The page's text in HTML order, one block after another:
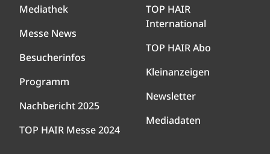
Mediathek
Messe News
Besucherinfos
Programm
Nachbericht 2025
TOP HAIR Messe 2024
TOP HAIR
International
TOP HAIR Abo
Kleinanzeigen
Newsletter
Mediadaten